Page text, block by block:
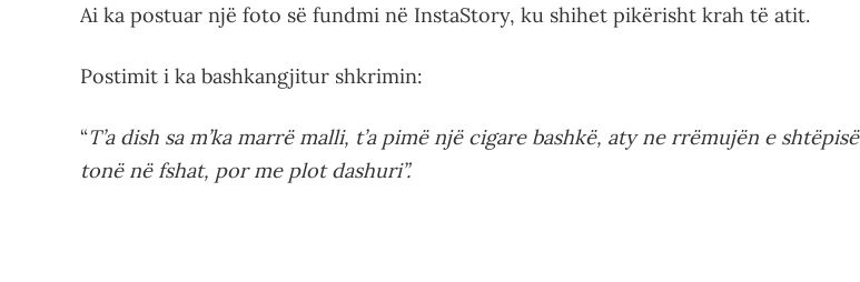
Ai ka postuar një foto së fundmi në InstaStory, ku shihet pikërisht krah të atit.
Postimit i ka bashkangjitur shkrimin:
“T’a dish sa m’ka marrë malli, t’a pimë një cigare bashkë, aty ne rrëmujën e shtëpisë
tonë në fshat, por me plot dashuri”.